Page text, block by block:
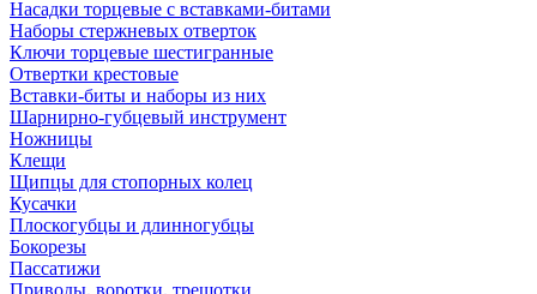
Насадки торцевые с вставками-битами
Наборы стержневых отверток
Ключи торцевые шестигранные
Отвертки крестовые
Вставки-биты и наборы из них
Шарнирно-губцевый инструмент
Ножницы
Клещи
Щипцы для стопорных колец
Кусачки
Плоскогубцы и длинногубцы
Бокорезы
Пассатижи
Приводы, воротки, трещотки